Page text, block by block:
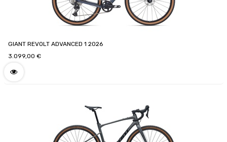
GIANT REVOLT ADVANCED 1 2026
3.099,00 €